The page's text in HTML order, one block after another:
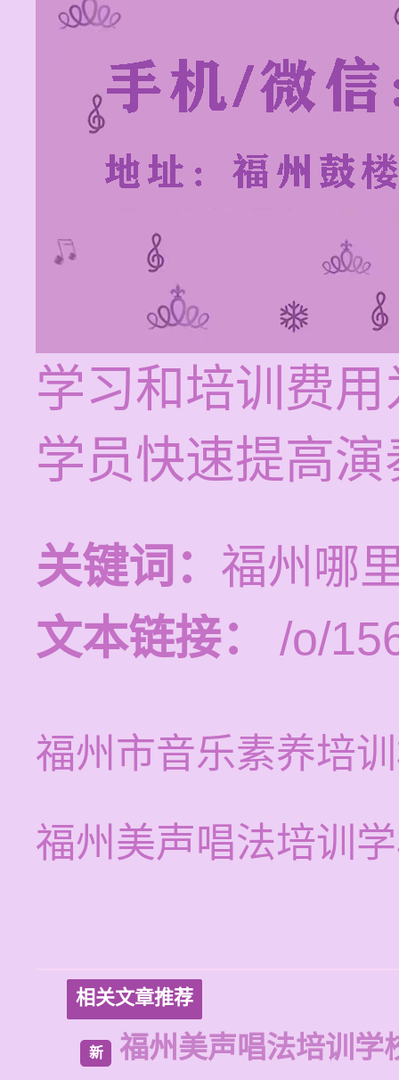
学习和培训费
学员快速提高
关键词： 福州哪
文本链接：
/o/
福州市音乐素养培
福州美声唱法培训
相关文章推荐
新 福州美声唱法培训学